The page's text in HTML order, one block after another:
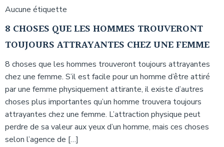
Aucune étiquette
8 CHOSES QUE LES HOMMES TROUVERONT
TOUJOURS ATTRAYANTES CHEZ UNE FEMME
8 choses que les hommes trouveront toujours attrayantes
chez une femme. S’il est facile pour un homme d’être attiré
par une femme physiquement attirante, il existe d’autres
choses plus importantes qu’un homme trouvera toujours
attrayantes chez une femme. L’attraction physique peut
perdre de sa valeur aux yeux d’un homme, mais ces choses
selon l’agence de […]